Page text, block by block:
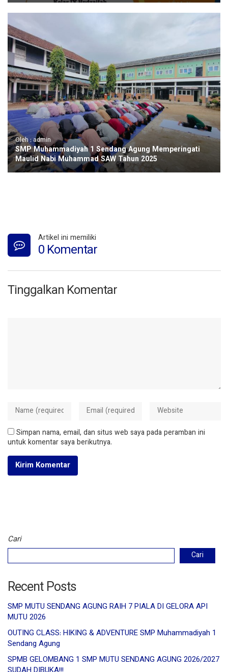
Oleh : admin
SMP Muhammadiyah 1 Sendang Agung Memperingati
Maulid Nabi Muhammad SAW Tahun 2025
Artikel ini memiliki
0 Komentar
Tinggalkan Komentar
Simpan nama, email, dan situs web saya pada peramban ini
untuk komentar saya berikutnya.
Cari
Cari
Recent Posts
SMP MUTU SENDANG AGUNG RAIH 7 PIALA DI GELORA API
MUTU 2026
OUTING CLASS: HIKING & ADVENTURE SMP Muhammadiyah 1
Sendang Agung
SPMB GELOMBANG 1 SMP MUTU SENDANG AGUNG 2026/2027